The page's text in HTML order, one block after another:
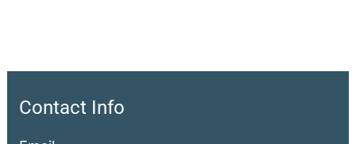
oh! rien de surréel dans tout cela
simplement le léger dérèglement du temps
sentiment qu’on éprouve à Venise mieux qu’ailleurs
Contact Info